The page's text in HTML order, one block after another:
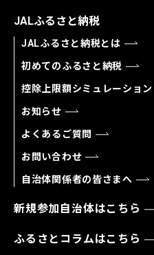
JALふるさと納税
JALふるさと納税とは
初めてのふるさと納税
控除上限額シミュレーション
お知らせ
よくあるご質問
お問い合わせ
自治体関係者の皆さまへ
新規参加自治体はこちら
ふるさとコラムはこちら